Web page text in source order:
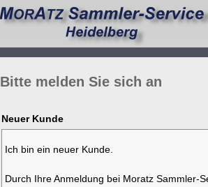
Bitte melden Sie sich an
Neuer Kunde
Ich bin ein neuer Kunde.
Durch Ihre Anmeldung bei Moratz Sammler-